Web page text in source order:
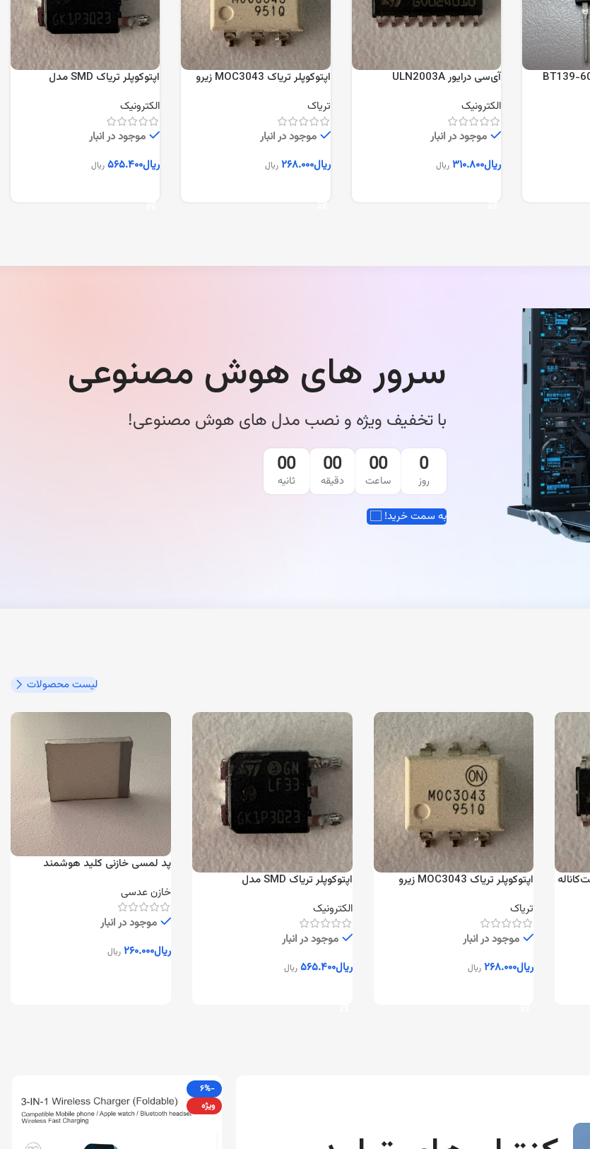
BT139-
آی‌سی درایور ULN2003A
الکترونیک
موجود در انبار
ریال۳۱۰.۸۰۰ ریال
اپتوکوپلر تریاک MOC3043 زیرو
تریاک
موجود در انبار
ریال۲۶۸.۰۰۰ ریال
اپتوکوپلر تریاک SMD مدل
الکترونیک
موجود در انبار
ریال۵۶۵.۴۰۰ ریال
سرور های هوش مصنوعی
با تخفیف ویژه و نصب مدل های هوش مصنوعی!
0
روز
00
ساعت
00
دقیقه
00
ثانیه
به سمت خرید!
لیست محصولات
اپتوکوپلر تریاک MOC3043 زیرو
تریاک
موجود در انبار
ریال۲۶۸.۰۰۰ ریال
اپتوکوپلر تریاک SMD مدل
الکترونیک
موجود در انبار
ریال۵۶۵.۴۰۰ ریال
پد لمسی خازنی کلید هوشمند
خازن عدسی
موجود در انبار
ریال۲۶۰.۰۰۰ ریال
-۶%
ویژه